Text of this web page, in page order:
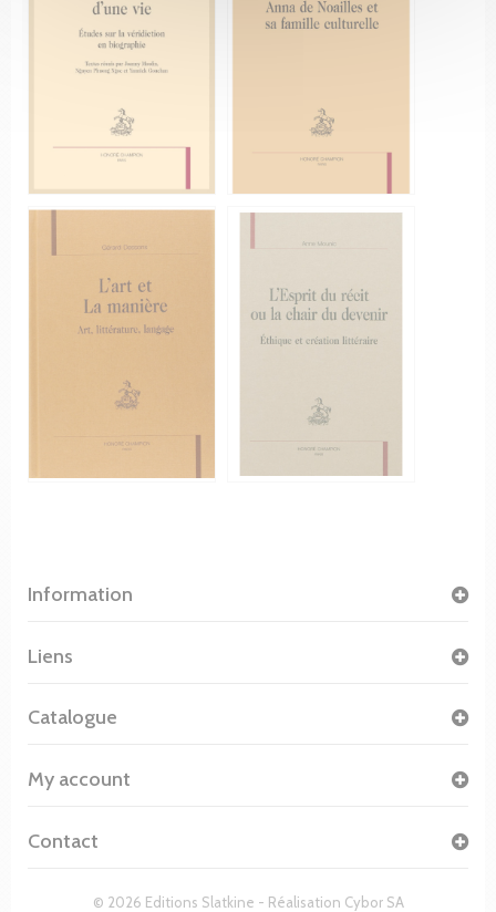
Information
© 2026 Editions Slatkine - Réalisation Cybor SA
Liens
Catalogue
My account
Contact